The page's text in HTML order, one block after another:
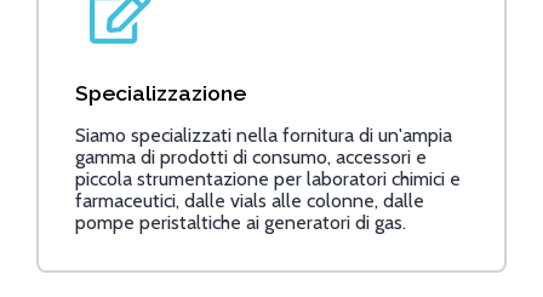
Specializzazione
Siamo specializzati nella fornitura di un'ampia
gamma di prodotti di consumo, accessori e
piccola strumentazione per laboratori chimici e
farmaceutici, dalle vials alle colonne, dalle
pompe peristaltiche ai generatori di gas.